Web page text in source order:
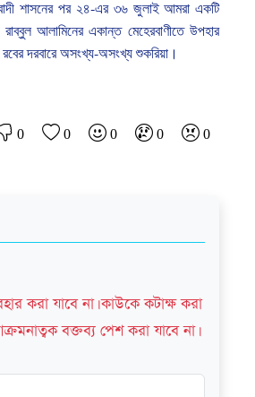
শাসনের পর ২৪-এর ৩৬ জুলাই আমরা একটি
রাব্বুল আলামিনের একান্ত মেহেরবাণীতে উপহার
রবের দরবারে অসংখ্য-অসংখ্য শুকরিয়া।
0 0 0 0 0
করা যাবে না। কাউকে কটাক্ষ করা
বক্তব্য পেশ করা যাবে না।